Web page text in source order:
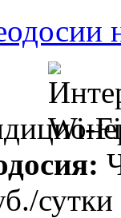
/сутки